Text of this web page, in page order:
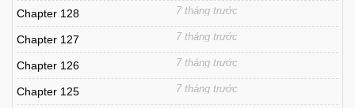
Chapter 128 7 tháng trước
Chapter 127 7 tháng trước
Chapter 126 7 tháng trước
Chapter 125 7 tháng trước